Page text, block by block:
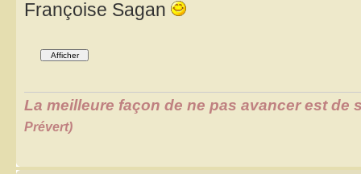
Françoise Sagan
La meilleure façon de ne pas avancer est de
Prévert)